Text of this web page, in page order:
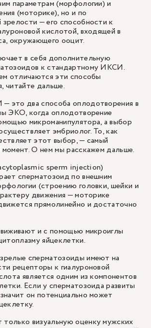
параметрам (морфологии) и
(моторике), но и по
— его способности к
кислотой, входящей в
окружающего ооцит.
в себя дополнительную
к стандартному ИКСИ.
отличаются эти способы
читайте дальше.
два способа оплодотворения в
ЭКО, когда оплодотворение
микроманипулятора, а выбор
эмбриолог. То, как
этот выбор, — самый
момент. О нем мы расскажем дальше.
sperm injection)
сперматозоид по внешним
(строению головки, шейки и
движения — моторике
прямолинейно и достаточно
и с помощью микроиглы
яйцеклетки.
сперматозоиды имеют на
рецепторы к гиалуроновой
является одним из компонентов
Если у сперматозоида развиты
он потенциально может
визуальную оценку мужских